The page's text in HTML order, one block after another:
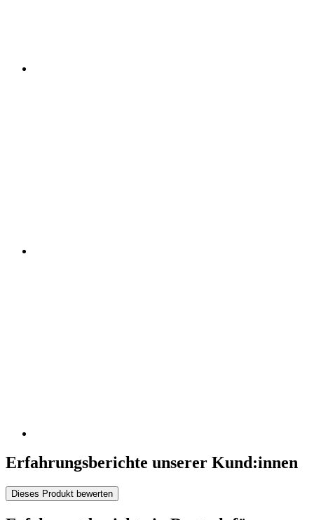
Erfahrungsberichte unserer Kund:innen
Dieses Produkt bewerten